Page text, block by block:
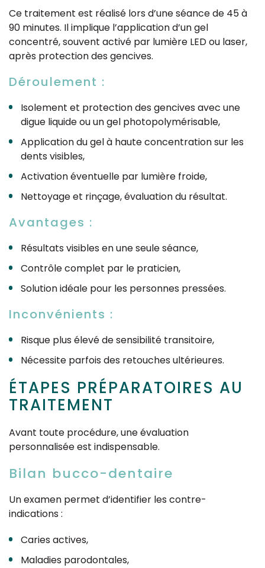
Ce traitement est réalisé lors d’une séance de 45 à
90 minutes. Il implique l’application d’un gel
concentré, souvent activé par lumière LED ou laser,
après protection des gencives.
Déroulement :
Isolement et protection des gencives avec une
digue liquide ou un gel photopolymérisable,
Application du gel à haute concentration sur les
dents visibles,
Activation éventuelle par lumière froide,
Nettoyage et rinçage, évaluation du résultat.
Avantages :
Résultats visibles en une seule séance,
Contrôle complet par le praticien,
Solution idéale pour les personnes pressées.
Inconvénients :
Risque plus élevé de sensibilité transitoire,
Nécessite parfois des retouches ultérieures.
ÉTAPES PRÉPARATOIRES AU
TRAITEMENT
Avant toute procédure, une évaluation
personnalisée est indispensable.
Bilan bucco-dentaire
Un examen permet d’identifier les contre-
indications :
Caries actives,
Maladies parodontales,